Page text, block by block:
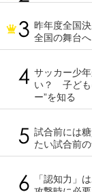
昨年度全国
全国の舞台へ
サッカー少
い？ 子ども
ー”を知る
試合前には
たい試合前
「認知力」